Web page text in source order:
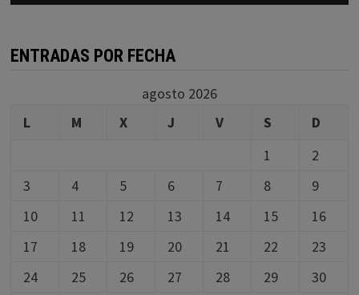
ENTRADAS POR FECHA
agosto 2026
L
M X J V S
D
1
2
3
4 5 6 7 8
9
10
11 12 13 14 15
16
17
18 19 20 21 22
23
24
25 26 27 28 29
30